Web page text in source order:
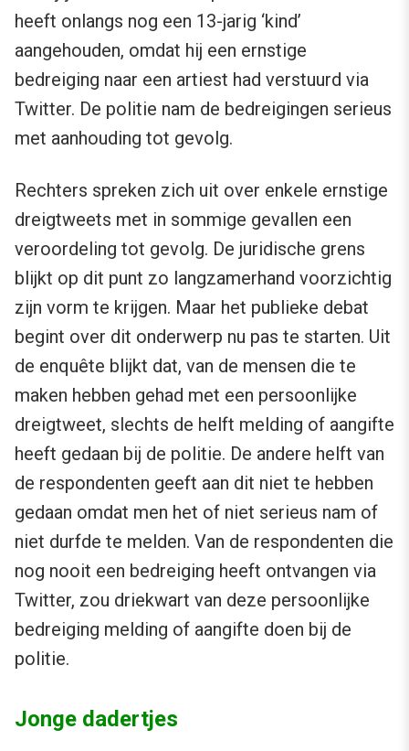
heeft onlangs nog een 13-jarig ‘kind’
aangehouden, omdat hij een ernstige
bedreiging naar een artiest had verstuurd via
Twitter. De politie nam de bedreigingen serieus
met aanhouding tot gevolg.
Rechters spreken zich uit over enkele ernstige
dreigtweets met in sommige gevallen een
veroordeling tot gevolg. De juridische grens
blijkt op dit punt zo langzamerhand voorzichtig
zijn vorm te krijgen. Maar het publieke debat
begint over dit onderwerp nu pas te starten. Uit
de enquête blijkt dat, van de mensen die te
maken hebben gehad met een persoonlijke
dreigtweet, slechts de helft melding of aangifte
heeft gedaan bij de politie. De andere helft van
de respondenten geeft aan dit niet te hebben
gedaan omdat men het of niet serieus nam of
niet durfde te melden. Van de respondenten die
nog nooit een bedreiging heeft ontvangen via
Twitter, zou driekwart van deze persoonlijke
bedreiging melding of aangifte doen bij de
politie.
Jonge dadertjes